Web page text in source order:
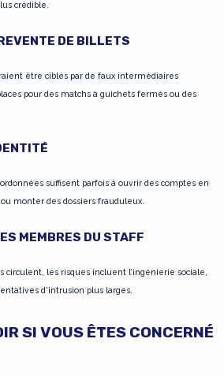
crédible.
DE BILLETS
être ciblés par de faux intermédiaires
pour des matchs à guichets fermés ou des
suffisent parfois à ouvrir des comptes en
monter des dossiers frauduleux.
MEMBRES DU STAFF
circulent, les risques incluent l’ingénierie sociale,
d’intrusion plus larges.
SI VOUS ÊTES CONCERNÉ